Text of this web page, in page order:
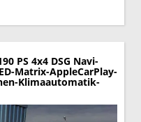
PS 4x4 DSG Navi-
Matrix-AppleCarPlay-
Klimaautomatik-